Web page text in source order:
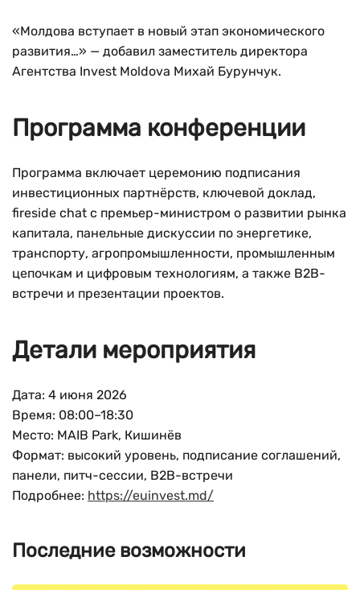
«Молдова вступает в новый этап экономического
развития…» — добавил заместитель директора
Агентства Invest Moldova Михай Бурунчук.
Программа конференции
Программа включает церемонию подписания
инвестиционных партнёрств, ключевой доклад,
fireside chat с премьер-министром о развитии рынка
капитала, панельные дискуссии по энергетике,
транспорту, агропромышленности, промышленным
цепочкам и цифровым технологиям, а также B2B-
встречи и презентации проектов.
Детали мероприятия
Дата: 4 июня 2026
Время: 08:00–18:30
Место: MAIB Park, Кишинёв
Формат: высокий уровень, подписание соглашений,
панели, питч-сессии, B2B-встречи
Подробнее: https://euinvest.md/
Последние возможности